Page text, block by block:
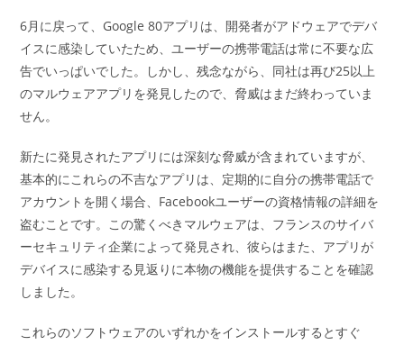
テ
ゴ
リ
ー:
6月に戻って、Google 80アプリは、開発者がアドウェアでデバ
イスに感染していたため、ユーザーの携帯電話は常に不要な広
告でいっぱいでした。しかし、残念ながら、同社は再び25以上
のマルウェアアプリを発見したので、脅威はまだ終わっていま
せん。
新たに発見されたアプリには深刻な脅威が含まれていますが、
基本的にこれらの不吉なアプリは、定期的に自分の携帯電話で
アカウントを開く場合、Facebookユーザーの資格情報の詳細を
盗むことです。この驚くべきマルウェアは、フランスのサイバ
ーセキュリティ企業によって発見され、彼らはまた、アプリが
デバイスに感染する見返りに本物の機能を提供することを確認
しました。
これらのソフトウェアのいずれかをインストールするとすぐ